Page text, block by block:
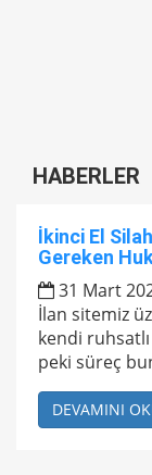
HABERLER
İkinci El
Gereken
31 Mart
İlan sitemiz
kendi
peki süreç
DEVAMINI